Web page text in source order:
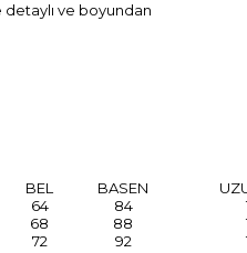
ve boyundan
BEL BASEN
64 84
68 88
72 92